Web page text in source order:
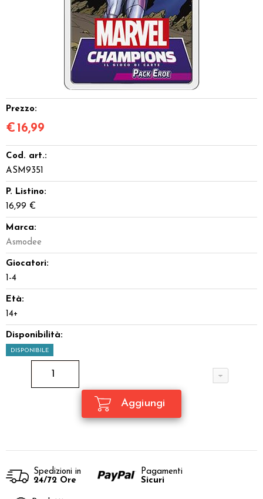
Giocattoli e Gadget
Prezzo:
€ 16,99
Cod. art.:
ASM9351
P. Listino:
16,99 €
Marca:
Asmodee
Giocatori:
1-4
Età:
14+
Disponibilità:
DISPONIBILE
Spedizioni in
24/72 Ore
Pagamenti
Sicuri